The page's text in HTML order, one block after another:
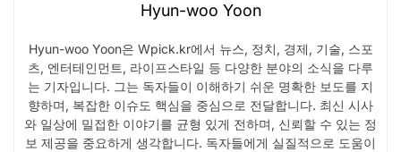
Hyun-woo Yoon
Hyun-woo Yoon은 Wpick.kr에서 뉴스, 정치, 경제, 기술, 스포
츠, 엔터테인먼트, 라이프스타일 등 다양한 분야의 소식을 다루
는 기자입니다. 그는 독자들이 이해하기 쉬운 명확한 보도를 지
향하며, 복잡한 이슈도 핵심을 중심으로 전달합니다. 최신 시사
와 일상에 밀접한 이야기를 균형 있게 전하며, 신뢰할 수 있는 정
보 제공을 중요하게 생각합니다. 독자들에게 실질적으로 도움이